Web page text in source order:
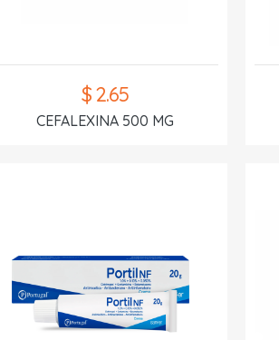
$ 2.65
CEFALEXINA 500 MG